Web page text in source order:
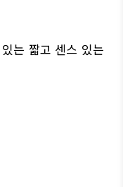
는 짧고 센스 있는